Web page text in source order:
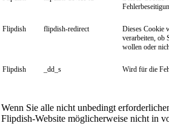
Flipdish flipdish-redirect
Dieses Cookie
verarbeiten, ob
wollen oder
Flipdish _dd_s Wird für die
Wenn Sie alle nicht unbedingt
Flipdish-Website möglicherweise nicht in